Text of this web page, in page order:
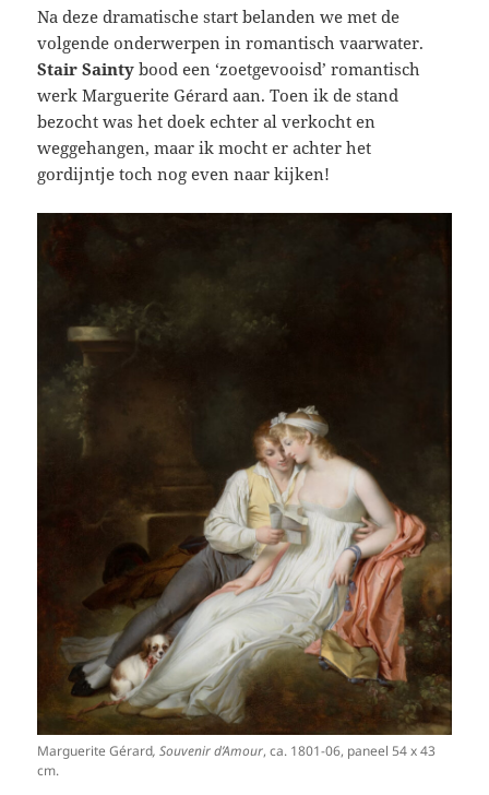
Na deze dramatische start belanden we met de
volgende onderwerpen in romantisch vaarwater.
Stair Saintybood een ‘zoetgevooisd’ romantisch
werk Marguerite Gérard aan. Toen ik de stand
bezocht was het doek echter al verkocht en
weggehangen, maar ik mocht er achter het
gordijntje toch nog even naar kijken!
Marguerite Gérard, Souvenir d’Amour, ca. 1801-06, paneel 54 x 43
cm.